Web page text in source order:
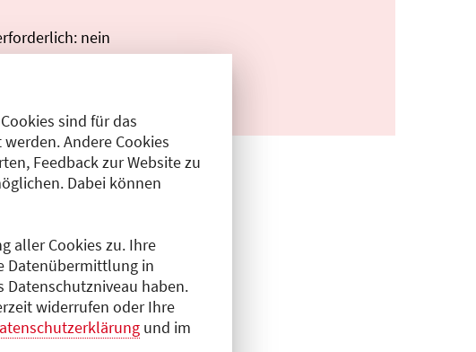
sind für das
Andere Cookies
Feedback zur Website zu
Dabei können
aller Cookies zu. Ihre
Datenübermittlung in
Datenschutzniveau haben.
widerrufen oder Ihre
und im
nein